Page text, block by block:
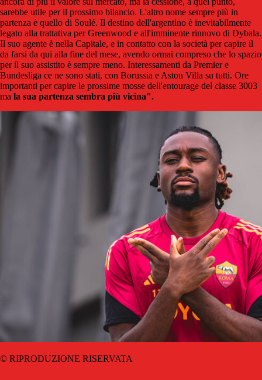
sarebbe utile per il prossimo bilancio. L'altro nome sempre più in
partenza è quello di Soulé. Il destino dell'argentino è inevitabilmente
legato alla trattativa per Greenwood e all'imminente rinnovo di Dybala.
Il suo agente è nella Capitale, e in contatto con la società per capire il
da farsi da qui alla fine del mese, avendo ormai compreso che lo spazio
per il suo assistito è sempre meno. Interessamenti da Premier e
Bundesliga ce ne sono stati, con Borussia e Aston Villa su tutti. Ore
importanti per capire le prossime mosse dell'entourage del classe 3003
ma la sua partenza sembra più vicina".
© RIPRODUZIONE RISERVATA